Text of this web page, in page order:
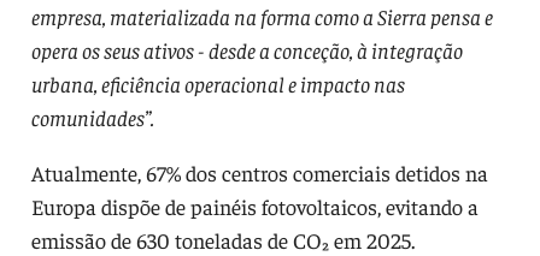
empresa, materializada na forma como a Sierra pensa e
opera os seus ativos - desde a conceção, à integração
urbana, eficiência operacional e impacto nas
comunidades”.
Atualmente, 67% dos centros comerciais detidos na
Europa dispõe de painéis fotovoltaicos, evitando a
emissão de 630 toneladas de CO₂ em 2025.